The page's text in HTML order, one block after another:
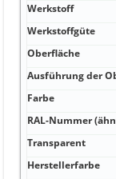
Werkstoff
Werkstoffgüte
Oberfläche
Ausführung der
Farbe
RAL-Nummer
Transparent
Herstellerfarbe